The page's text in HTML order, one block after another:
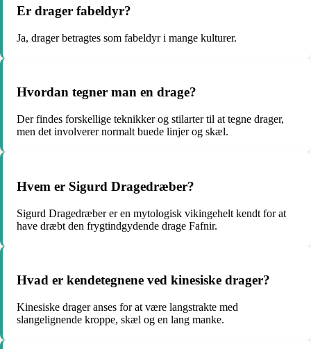
Er drager fabeldyr?
Ja, drager betragtes som fabeldyr i mange kulturer.
Hvordan tegner man en drage?
Der findes forskellige teknikker og stilarter til at tegne drager,
men det involverer normalt buede linjer og skæl.
Hvem er Sigurd Dragedræber?
Sigurd Dragedræber er en mytologisk vikingehelt kendt for at
have dræbt den frygtindgydende drage Fafnir.
Hvad er kendetegnene ved kinesiske drager?
Kinesiske drager anses for at være langstrakte med
slangelignende kroppe, skæl og en lang manke.